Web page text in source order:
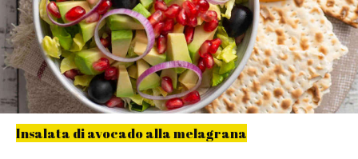
Insalata di avocado alla melagrana